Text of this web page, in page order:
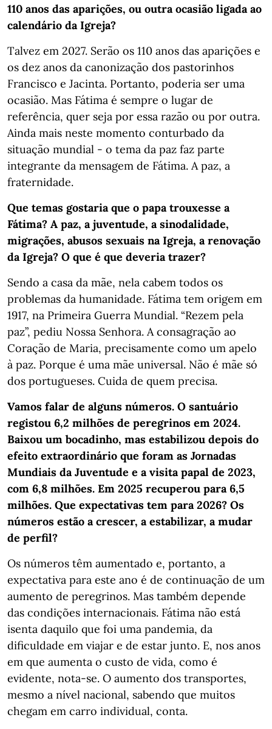
110 anos das aparições, ou outra ocasião ligada ao
calendário da Igreja?
Talvez em 2027. Serão os 110 anos das aparições e
os dez anos da canonização dos pastorinhos
Francisco e Jacinta. Portanto, poderia ser uma
ocasião. Mas Fátima é sempre o lugar de
referência, quer seja por essa razão ou por outra.
Ainda mais neste momento conturbado da
situação mundial - o tema da paz faz parte
integrante da mensagem de Fátima. A paz, a
fraternidade.
Que temas gostaria que o papa trouxesse a
Fátima? A paz, a juventude, a sinodalidade,
migrações, abusos sexuais na Igreja, a renovação
da Igreja? O que é que deveria trazer?
Sendo a casa da mãe, nela cabem todos os
problemas da humanidade. Fátima tem origem em
1917, na Primeira Guerra Mundial. “Rezem pela
paz”, pediu Nossa Senhora. A consagração ao
Coração de Maria, precisamente como um apelo
à paz. Porque é uma mãe universal. Não é mãe só
dos portugueses. Cuida de quem precisa.
Vamos falar de alguns números. O santuário
registou 6,2 milhões de peregrinos em 2024.
Baixou um bocadinho, mas estabilizou depois do
efeito extraordinário que foram as Jornadas
Mundiais da Juventude e a visita papal de 2023,
com 6,8 milhões. Em 2025 recuperou para 6,5
milhões. Que expectativas tem para 2026? Os
números estão a crescer, a estabilizar, a mudar
de perfil?
Os números têm aumentado e, portanto, a
expectativa para este ano é de continuação de um
aumento de peregrinos. Mas também depende
das condições internacionais. Fátima não está
isenta daquilo que foi uma pandemia, da
dificuldade em viajar e de estar junto. E, nos anos
em que aumenta o custo de vida, como é
evidente, nota-se. O aumento dos transportes,
mesmo a nível nacional, sabendo que muitos
chegam em carro individual, conta.